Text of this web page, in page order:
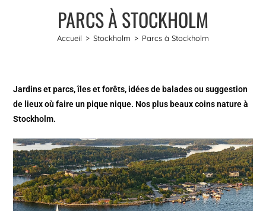
PARCS À STOCKHOLM
Accueil > Stockholm > Parcs à Stockholm
Jardins et parcs, îles et forêts, idées de balades ou suggestion
de lieux où faire un pique nique. Nos plus beaux coins nature à
Stockholm.